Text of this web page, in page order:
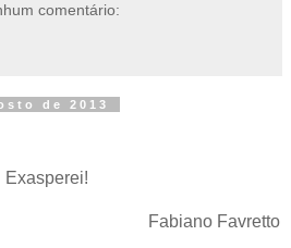
comentário:
de 2013
Exasperei!
Fabiano Favretto